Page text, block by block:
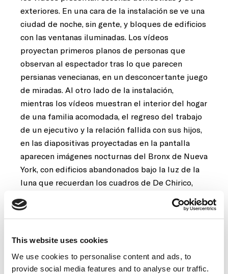
This website uses cookies
We use cookies to personalise content and ads, to
provide social media features and to analyse our traffic.
exteriores. En una cara de la instalación se ve una
ciudad de noche, sin gente, y bloques de edificios
con las ventanas iluminadas. Los vídeos
proyectan primeros planos de personas que
observan al espectador tras lo que parecen
persianas venecianas, en un desconcertante juego
de miradas. Al otro lado de la instalación,
mientras los vídeos muestran el interior del hogar
de una familia acomodada, el regreso del trabajo
de un ejecutivo y la relación fallida con sus hijos,
en las diapositivas proyectadas en la pantalla
aparecen imágenes nocturnas del Bronx de Nueva
York, con edificios abandonados bajo la luz de la
luna que recuerdan los cuadros de De Chirico,
Blade Runner
desorientan al espectador, que se siente alienado